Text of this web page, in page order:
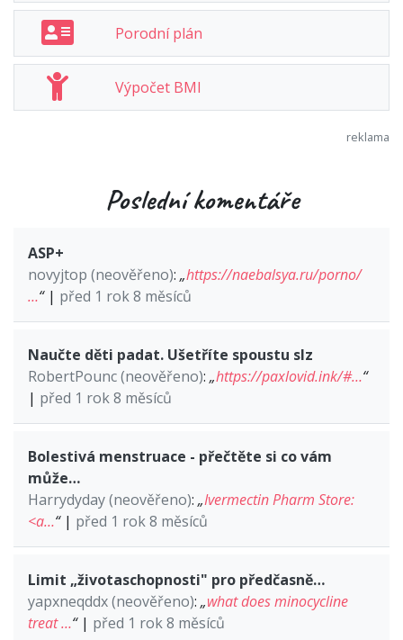
Porodní plán
Výpočet BMI
Poslední komentáře
ASP+
novyjtop (neověřeno): „https://naebalsya.ru/porno/
…“| před 1 rok 8 měsíců
Naučte děti padat. Ušetříte spoustu slz
RobertPounc (neověřeno): „https://paxlovid.ink/#…“
| před 1 rok 8 měsíců
Bolestivá menstruace - přečtěte si co vám
může…
Harrydyday (neověřeno): „Ivermectin Pharm Store:
<a…“| před 1 rok 8 měsíců
Limit „životaschopnosti" pro předčasně…
yapxneqddx (neověřeno): „what does minocycline
treat …“| před 1 rok 8 měsíců